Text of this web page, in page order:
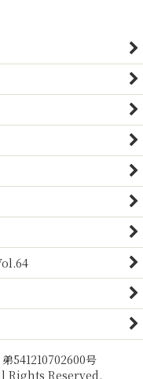
541210702600号
Rights Reserved.